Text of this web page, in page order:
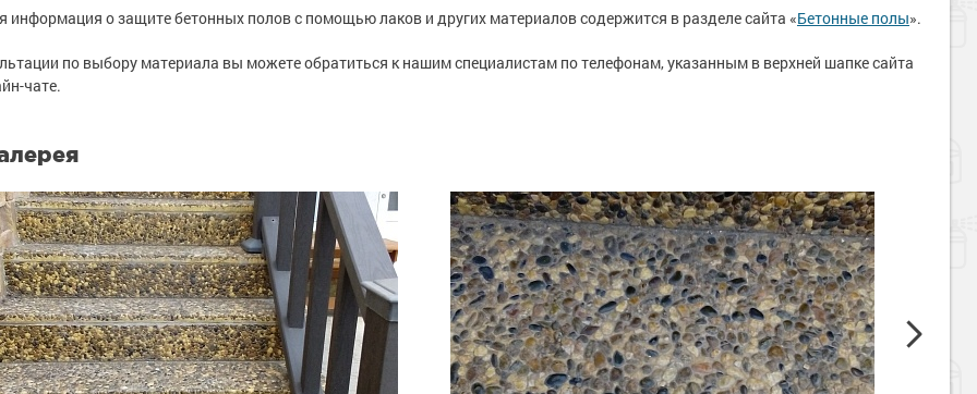
информация о защите бетонных полов с помощью лаков и других материалов содержится в разделе сайта «Бетонные полы».
по выбору материала вы можете обратиться к нашим специалистам по телефонам, указанным в верхней шапке сайта
чате.